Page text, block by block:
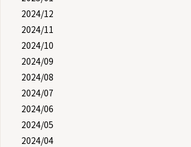
2024/12
2024/11
2024/10
2024/09
2024/08
2024/07
2024/06
2024/05
2024/04